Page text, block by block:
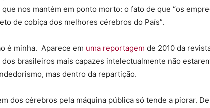
nos mantém em ponto morto: o fato de que “os
de cobiça dos melhores cérebros do País”.
é minha. Aparece em uma reportagem de 2010 da
brasileiros mais capazes intelectualmente não
mas dentro da repartição.
dos cérebros pela máquina pública só tende a piorar.